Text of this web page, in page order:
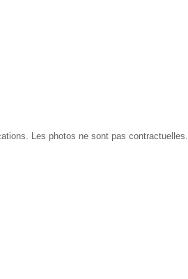
Les photos ne sont pas contractuelles.